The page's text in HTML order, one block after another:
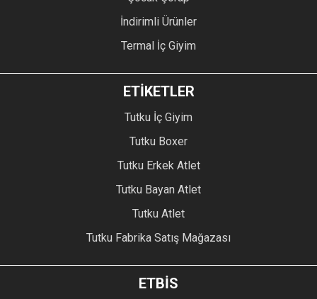
İndirimli Ürünler
Termal İç Giyim
ETİKETLER
Tutku İç Giyim
Tutku Boxer
Tutku Erkek Atlet
Tutku Bayan Atlet
Tutku Atlet
Tutku Fabrika Satış Mağazası
ETBİS